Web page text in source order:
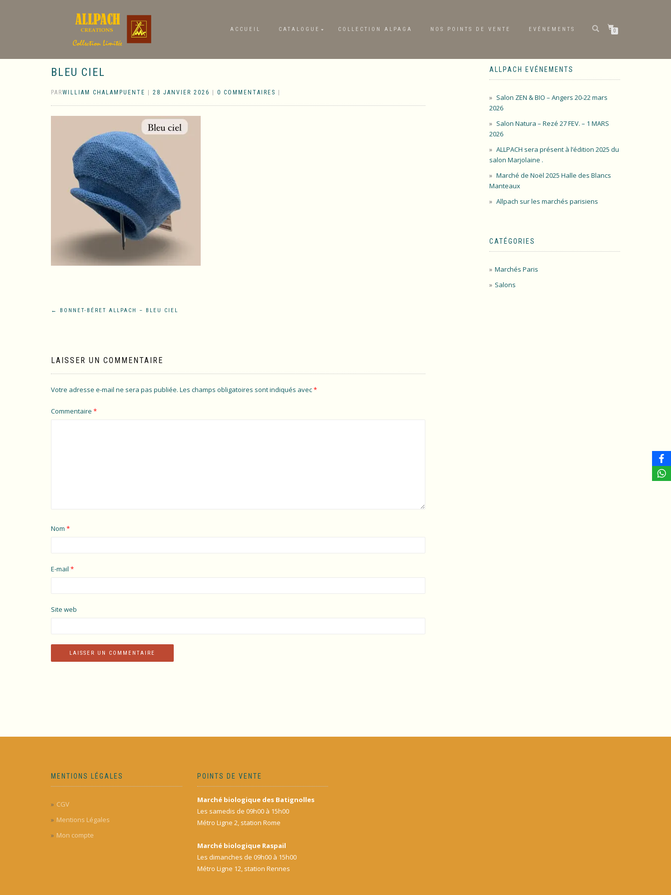
ACCUEIL CATALOGUE COLLECTION ALPAGA NOS POINTS DE VENTE EVÉNEMENTS 0
BLEU CIEL
PARWILLIAM CHALAMPUENTE 28 JANVIER 2026 0 COMMENTAIRES
Navigation
l’article
← BONNET-BÉRET ALLPACH – BLEU CIEL
LAISSER UN COMMENTAIRE
Votre adresse e-mail ne sera pas publiée. Les champs obligatoires sont indiqués avec*
Commentaire *
Nom *
E-mail *
Site web
ALLPACH EVÉNEMENTS
Salon ZEN & BIO – Angers 20-22 mars
2026
Salon Natura – Rezé 27 FEV. – 1 MARS
2026
ALLPACH sera présent à l’édition 2025 du
salon Marjolaine .
Marché de Noël 2025 Halle des Blancs
Manteaux
Allpach sur les marchés parisiens
CATÉGORIES
Marchés Paris
Salons
MENTIONS LÉGALES
CGV
Mentions Légales
Mon compte
POINTS DE VENTE
Marché biologique des Batignolles
Les samedis de 09h00 à 15h00
Métro Ligne 2, station Rome
Marché biologique Raspail
Les dimanches de 09h00 à 15h00
Métro Ligne 12, station Rennes